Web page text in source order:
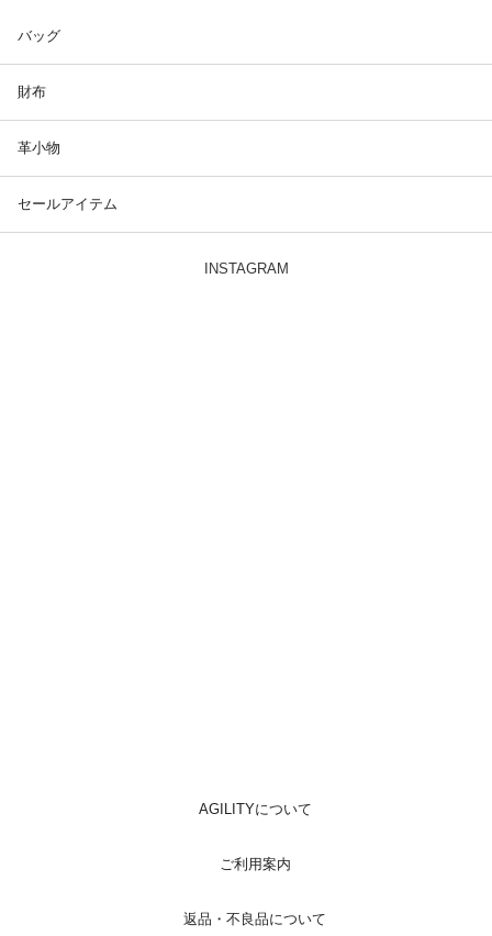
バッグ
財布
革小物
セールアイテム
INSTAGRAM
AGILITYについて
ご利用案内
返品・不良品について